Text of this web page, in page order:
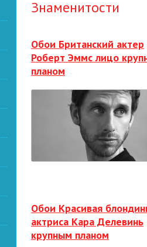
Знаменитости
Обои Британский актер
Роберт Эммс лицо
планом
Обои Красивая
актриса Кара Делевинь
крупным планом